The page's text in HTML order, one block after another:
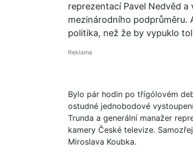
reprezentací Pavel Nedvěd
mezinárodního podprůměru.
politika, než že by vypuklo
Bylo pár hodin po třígólovém
ostudné jednobodové
Trunda a generální manažer
kamery České televize.
Miroslava Koubka.